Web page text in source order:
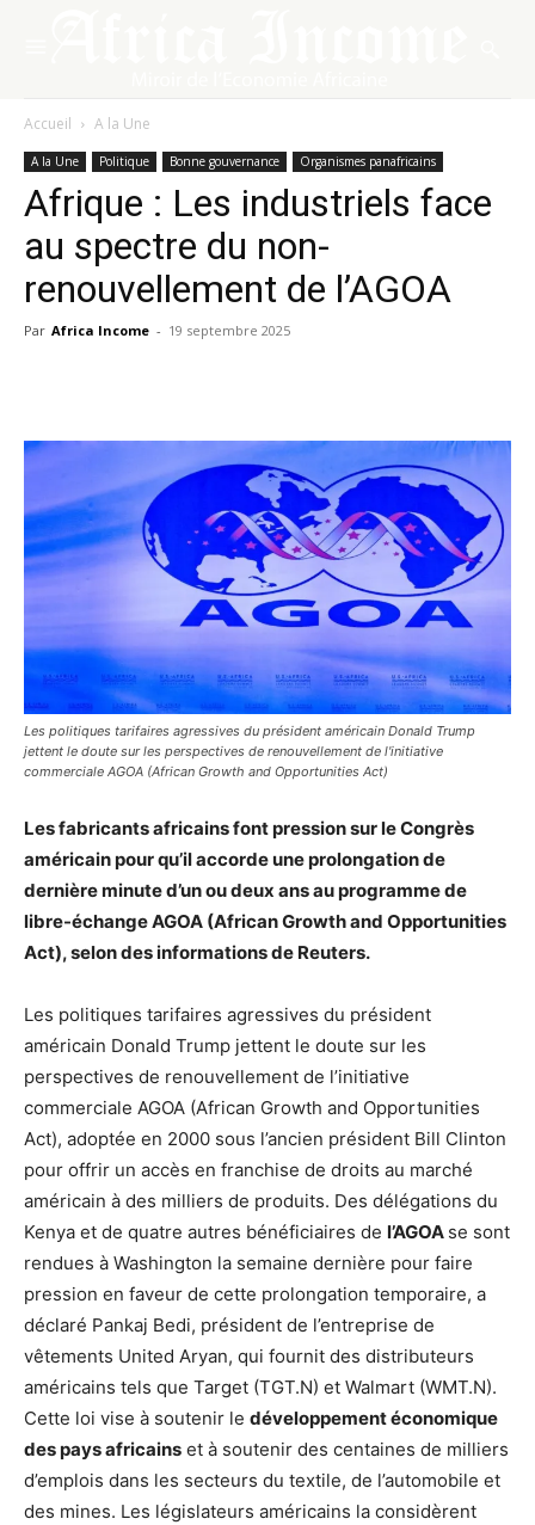
Accueil A la Une
A la Une Politique Bonne gouvernance Organismes panafricains
Afrique : Les industriels face
au spectre du non-
renouvellement de l’AGOA
Par Africa Income - 19 septembre 2025
Les politiques tarifaires agressives du président américain Donald Trump
jettent le doute sur les perspectives de renouvellement de l'initiative
commerciale AGOA (African Growth and Opportunities Act)
Les fabricants africains font pression sur le Congrès
américain pour qu’il accorde une prolongation de
dernière minute d’un ou deux ans au programme de
libre-échange AGOA (African Growth and Opportunities
Act), selon des informations de Reuters.
Les politiques tarifaires agressives du président
américain Donald Trump jettent le doute sur les
perspectives de renouvellement de l’initiative
commerciale AGOA (African Growth and Opportunities
Act), adoptée en 2000 sous l’ancien président Bill Clinton
pour offrir un accès en franchise de droits au marché
américain à des milliers de produits. Des délégations du
Kenya et de quatre autres bénéficiaires de l’AGOA se sont
rendues à Washington la semaine dernière pour faire
pression en faveur de cette prolongation temporaire, a
déclaré Pankaj Bedi, président de l’entreprise de
vêtements United Aryan, qui fournit des distributeurs
américains tels que Target (TGT.N) et Walmart (WMT.N).
Cette loi vise à soutenir le développement économique
des pays africains et à soutenir des centaines de milliers
d’emplois dans les secteurs du textile, de l’automobile et
des mines. Les législateurs américains la considèrent